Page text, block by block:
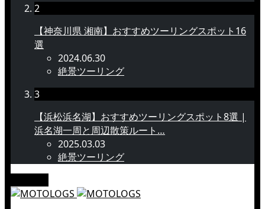
2
【神奈川県 湘南】おすすめツーリングスポット16
選
2024.06.30
絶景ツーリング
3
【浜松浜名湖】おすすめツーリングスポット8選 |
浜名湖一周と周辺散策ルート…
2025.03.03
絶景ツーリング